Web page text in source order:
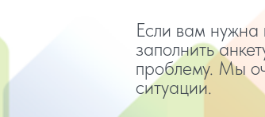
Если вам
заполнить
проблему. Мы
ситуации.